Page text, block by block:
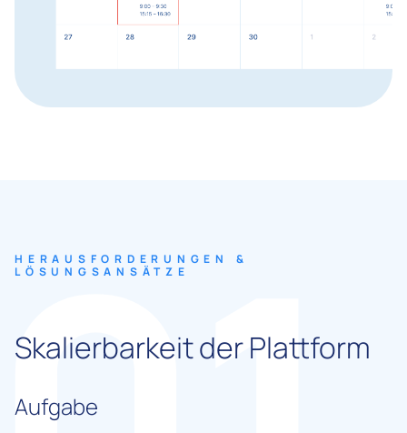
HERAUSFORDERUNGEN &
LÖSUNGSANSÄTZE
Skalierbarkeit der Plattform
Aufgabe